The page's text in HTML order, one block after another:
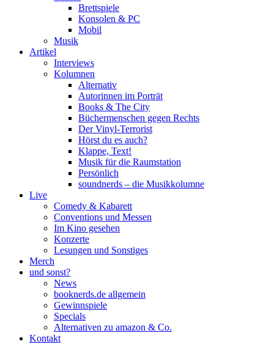
Brettspiele
Konsolen & PC
Mobil
Musik
Artikel
Interviews
Kolumnen
Alternativ
Autorinnen im Porträt
Books & The City
Büchermenschen gegen Rechts
Der Vinyl-Terrorist
Hörst du es auch?
Klappe, Text!
Musik für die Raumstation
Persönlich
soundnerds – die Musikkolumne
Live
Comedy & Kabarett
Conventions und Messen
Im Kino gesehen
Konzerte
Lesungen und Sonstiges
Merch
und sonst?
News
booknerds.de allgemein
Gewinnspiele
Specials
Alternativen zu amazon & Co.
Kontakt